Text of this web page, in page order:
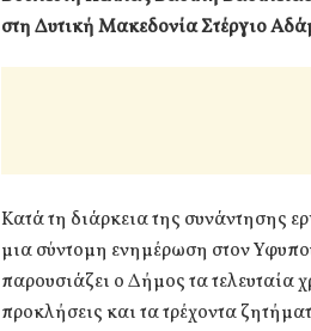
στη Δυτική Μακεδονία Στέργιο
Κατά τη διάρκεια της συνάντησης
μια σύντομη ενημέρωση στον
παρουσιάζει ο Δήμος τα τελευταία
προκλήσεις και τα τρέχοντα